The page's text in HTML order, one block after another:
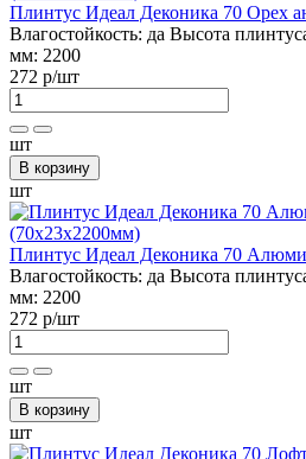
Плинтус Идеал Деконика 70 Орех
Влагостойкость: да Высота
мм: 2200
272 р/шт
шт
В корзину
шт
Плинтус Идеал Деконика 70
Влагостойкость: да Высота
мм: 2200
272 р/шт
шт
В корзину
шт